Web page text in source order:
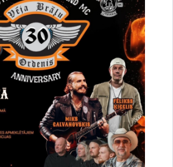
Pieteikumi iesniedzami Gulbenes novada
nododot personīgi Gulbenes novada
vienotajā klientu apkalpošanas
Gulbenes novadā (pirmdienās,
ceturtdienās no plkst. 8:00 līdz
8:00 līdz 16:00);
nosūtot pa pastu uz adresi: Ābeļu
novads LV-4401. Nomas tiesību
uzņemas nesavlaicīgas piegādes risku.